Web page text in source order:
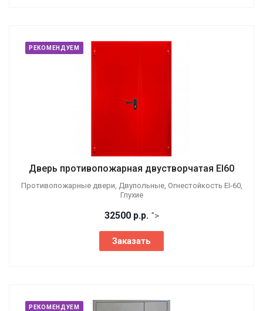
РЕКОМЕНДУЕМ
Дверь противопожарная двустворчатая EI60
Противопожарные двери, Двупольные, Огнестойкость EI-60,
Глухие
32500 р.р. ">
Заказать
РЕКОМЕНДУЕМ